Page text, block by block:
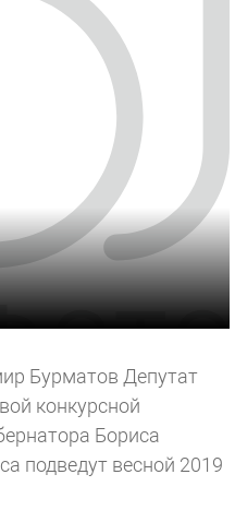
Бурматов Депутат
конкурсной
Бориса
подведут весной 2019